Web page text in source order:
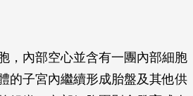
，內部空心並含有一團內部細胞
的子宮內繼續形成胎盤及其他供